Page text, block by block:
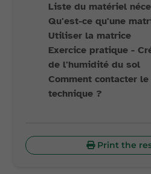
Liste du matériel
Qu'est-ce qu'une
Utiliser la matrice
Exercice pratique -
de l'humidité du sol
Comment contacter
technique ?
Print the